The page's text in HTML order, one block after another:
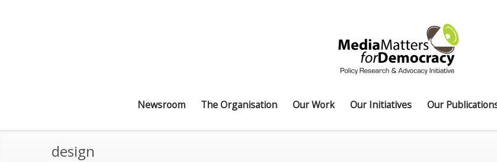
Newsroom The Organisation Our Work Our Initiatives Our
design